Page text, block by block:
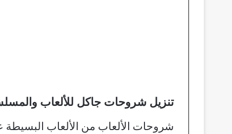
تنزيل شروحات جاكل للألعاب
شروحات الألعاب من الألعاب البسيطة